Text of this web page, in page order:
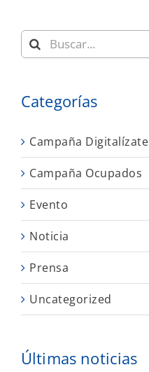
Buscar:
Categorías
Campaña Digitalízate
Campaña Ocupados
Evento
Noticia
Prensa
Uncategorized
Últimas noticias